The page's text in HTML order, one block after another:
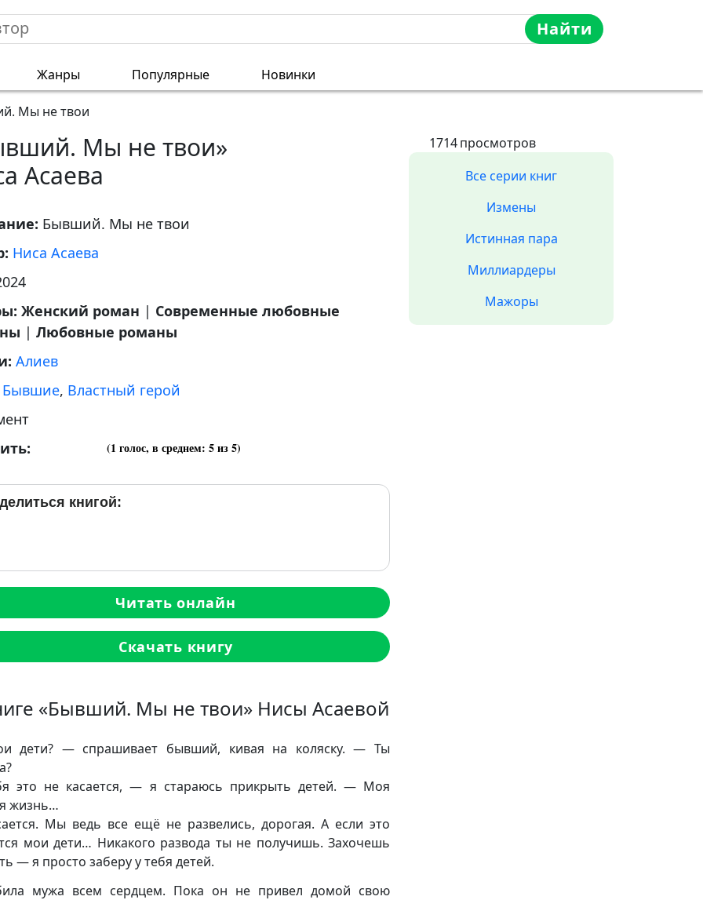
Найти
Жанры Популярные Новинки
Мы не твои
Мы не твои»
Асаева
Бывший. Мы не твои
Ниса Асаева
Женский роман | Современные любовные
| Любовные романы
Алиев
Бывшие, Властный герой
(1 голос, в среднем: 5из 5)
книгой:
Читать онлайн
Скачать книгу
«Бывший. Мы не твои» Нисы Асаевой
дети? — спрашивает бывший, кивая на коляску. — Ты
это не касается, — я стараюсь прикрыть детей. — Моя
жизнь…
Мы ведь все ещё не развелись, дорогая. А если это
мои дети… Никакого развода ты не получишь. Захочешь
— я просто заберу у тебя детей.
мужа всем сердцем. Пока он не привел домой свою
1714просмотров
Все серии книг
Измены
Истинная пара
Миллиардеры
Мажоры